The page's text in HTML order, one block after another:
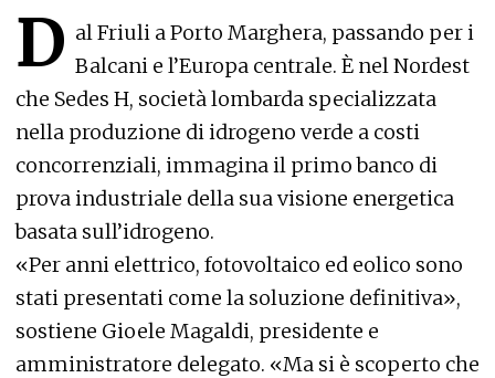
D al Friuli a Porto Marghera, passando per i
Balcani e l’Europa centrale. È nel Nordest
che Sedes H, società lombarda specializzata
nella produzione di idrogeno verde a costi
concorrenziali, immagina il primo banco di
prova industriale della sua visione energetica
basata sull’idrogeno.
«Per anni elettrico, fotovoltaico ed eolico sono
stati presentati come la soluzione definitiva»,
sostiene Gioele Magaldi, presidente e
amministratore delegato. «Ma si è scoperto che